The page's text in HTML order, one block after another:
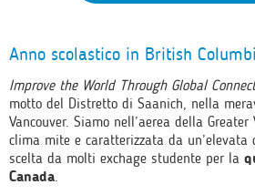
Anno scolastico in British
Improve the World Through Global
motto del Distretto di Saanich, nella
Vancouver. Siamo nell’aerea della
clima mite e caratterizzata da
scelta da molti exchage studente per la
Canada.